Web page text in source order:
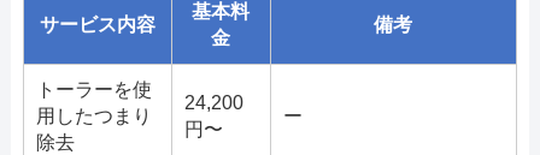
サービス内容
基本料
金
備考
トーラーを使
用したつまり
除去
24,200
円〜
ー